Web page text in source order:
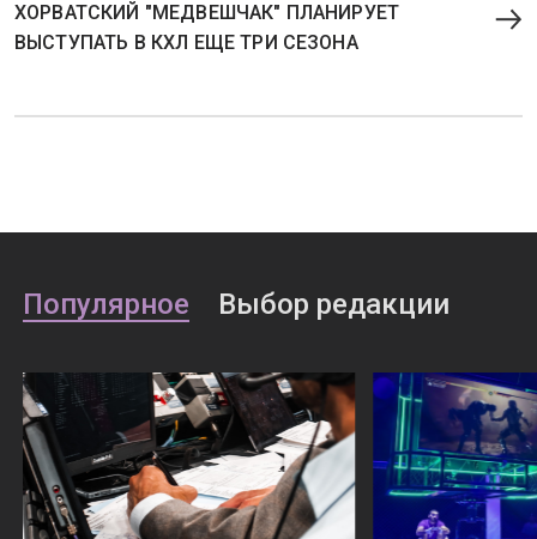
ХОРВАТСКИЙ "МЕДВЕШЧАК" ПЛАНИРУЕТ
ВЫСТУПАТЬ В КХЛ ЕЩЕ ТРИ СЕЗОНА
Популярное Выбор редакции